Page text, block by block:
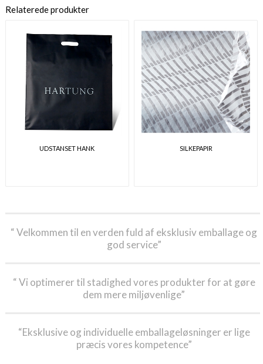
Relaterede produkter
UDSTANSET HANK SILKEPAPIR
“ Velkommen til en verden fuld af eksklusiv emballage og
god service”
“ Vi optimerer til stadighed vores produkter for at gøre
dem mere miljøvenlige”
“Eksklusive og individuelle emballageløsninger er lige
præcis vores kompetence”